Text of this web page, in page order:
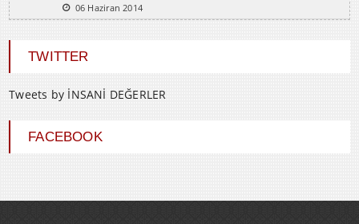
06 Haziran 2014
TWITTER
Tweets by İNSANİ DEĞERLER
FACEBOOK